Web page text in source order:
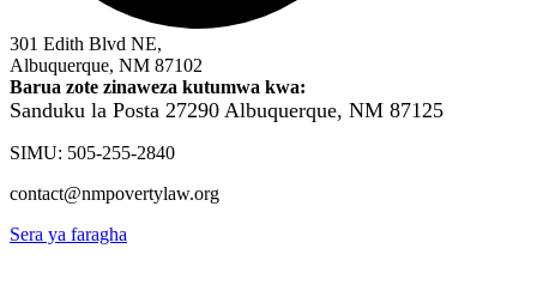
301 Edith Blvd NE,
Albuquerque, NM 87102
Barua zote zinaweza kutumwa kwa:
Sanduku la Posta 27290 Albuquerque, NM 87125
SIMU: 505-255-2840
contact@nmpovertylaw.org
Sera ya faragha